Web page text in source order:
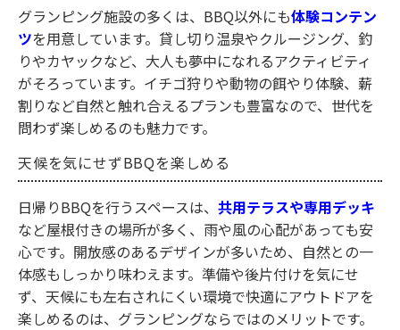
グランピング施設の多くは、BBQ以外にも体験コンテン
ツを用意しています。貸し切り温泉やクルージング、釣
りやカヤックなど、大人も夢中になれるアクティビティ
がそろっています。イチゴ狩りや動物の餌やり体験、薪
割りなど自然と触れ合えるプランも豊富なので、世代を
問わず楽しめるのも魅力です。
天候を気にせずBBQを楽しめる
日帰りBBQを行うスペースは、 共用テラスや専用デッキ
など屋根付きの場所が多く、雨や風の心配があっても安
心です。開放感のあるデザインが多いため、自然との一
体感もしっかり味わえます。準備や後片付けを気にせ
ず、天候にも左右されにくい環境で快適にアウトドアを
楽しめるのは、グランピングならではのメリットです。